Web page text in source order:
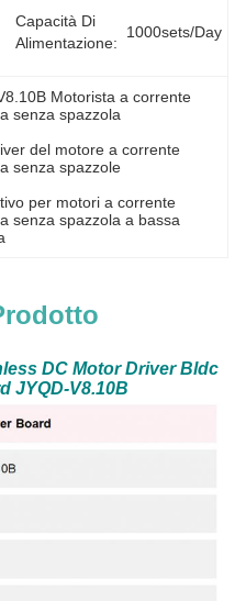
Capacità Di
Alimentazione:
1000sets/day
Motorista a corrente
senza spazzola
del motore a corrente
senza spazzole
per motori a corrente
senza spazzola a bassa
DC Motor Driver Bldc
JYQD-V8.10B